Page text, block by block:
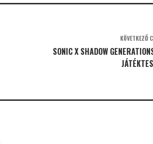
KÖVETKEZŐ
SONIC X SHADOW